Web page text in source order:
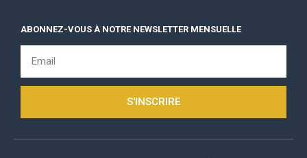
ABONNEZ-VOUS À NOTRE NEWSLETTER MENSUELLE
S'INSCRIRE